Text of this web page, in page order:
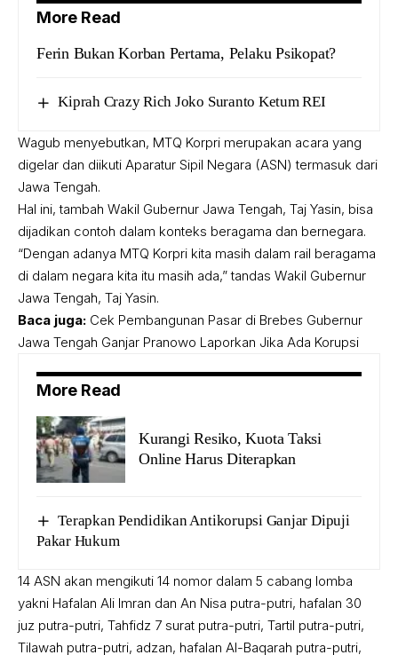
More Read
Ferin Bukan Korban Pertama, Pelaku Psikopat?
Kiprah Crazy Rich Joko Suranto Ketum REI
Wagub menyebutkan, MTQ Korpri merupakan acara yang
digelar dan diikuti Aparatur Sipil Negara (ASN) termasuk dari
Jawa Tengah.
Hal ini, tambah Wakil Gubernur Jawa Tengah, Taj Yasin, bisa
dijadikan contoh dalam konteks beragama dan bernegara.
“Dengan adanya MTQ Korpri kita masih dalam rail beragama
di dalam negara kita itu masih ada,” tandas Wakil Gubernur
Jawa Tengah, Taj Yasin.
Baca juga: Cek Pembangunan Pasar di Brebes Gubernur
Jawa Tengah Ganjar Pranowo Laporkan Jika Ada Korupsi
More Read
Kurangi Resiko, Kuota Taksi
Online Harus Diterapkan
Terapkan Pendidikan Antikorupsi Ganjar Dipuji
Pakar Hukum
14 ASN akan mengikuti 14 nomor dalam 5 cabang lomba
yakni Hafalan Ali Imran dan An Nisa putra-putri, hafalan 30
juz putra-putri, Tahfidz 7 surat putra-putri, Tartil putra-putri,
Tilawah putra-putri, adzan, hafalan Al-Baqarah putra-putri,